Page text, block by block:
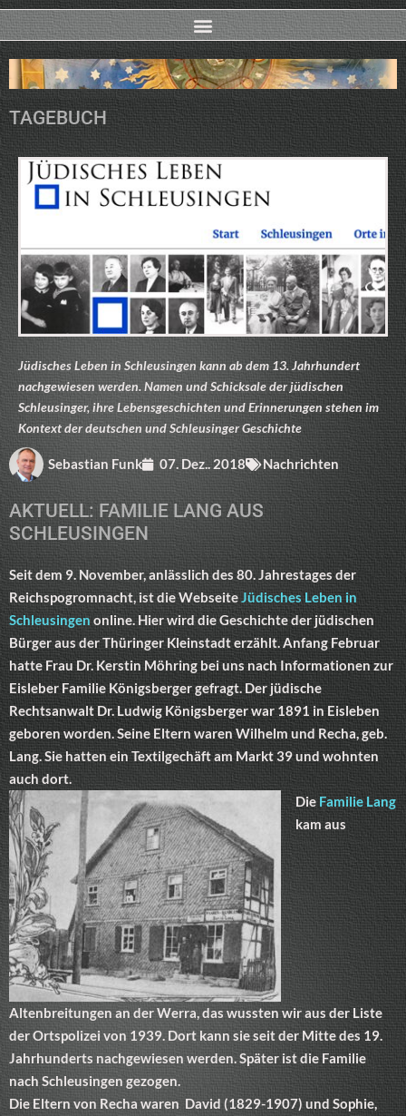
TAGEBUCH
Jüdisches Leben in Schleusingen kann ab dem 13. Jahrhundert
nachgewiesen werden. Namen und Schicksale der jüdischen
Schleusinger, ihre Lebensgeschichten und Erinnerungen stehen im
Kontext der deutschen und Schleusinger Geschichte
Sebastian Funk 07. Dez.. 2018 Nachrichten
AKTUELL: FAMILIE LANG AUS
SCHLEUSINGEN
Seit dem 9. November, anlässlich des 80. Jahrestages der
Reichspogromnacht, ist die WebseiteJüdisches Leben in
Schleusingen online. Hier wird die Geschichte der jüdischen
Bürger aus der Thüringer Kleinstadt erzählt. Anfang Februar
hatte Frau Dr. Kerstin Möhring bei uns nach Informationen zur
Eisleber Familie Königsberger gefragt. Der jüdische
Rechtsanwalt Dr. Ludwig Königsberger war 1891 in Eisleben
geboren worden. Seine Eltern waren Wilhelm und Recha, geb.
Lang. Sie hatten ein Textilgechäft am Markt 39 und wohnten
auch dort.
Die Familie Lang
kam aus
Altenbreitungen an der Werra, das wussten wir aus der Liste
der Ortspolizei von 1939. Dort kann sie seit der Mitte des 19.
Jahrhunderts nachgewiesen werden. Später ist die Familie
nach Schleusingen gezogen.
Die Eltern von Recha waren David (1829-1907) und Sophie,